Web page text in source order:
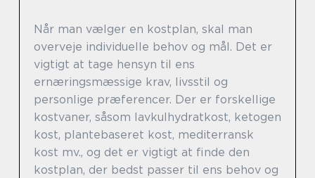
Når man vælger en kostplan, skal man
overveje individuelle behov og mål. Det er
vigtigt at tage hensyn til ens
ernæringsmæssige krav, livsstil og
personlige præferencer. Der er forskellige
kostvaner, såsom lavkulhydratkost, ketogen
kost, plantebaseret kost, mediterransk
kost mv., og det er vigtigt at finde den
kostplan, der bedst passer til ens behov og